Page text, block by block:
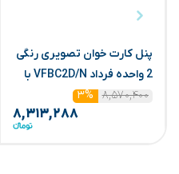
پنل کارت خوان تصویری رنگی
2 واحده فرداد VFBC2D/N با
ماژول(سیماران)
۸,۵۷۰,۴۰۰ ۳%
۸,۳۱۳,۲۸۸